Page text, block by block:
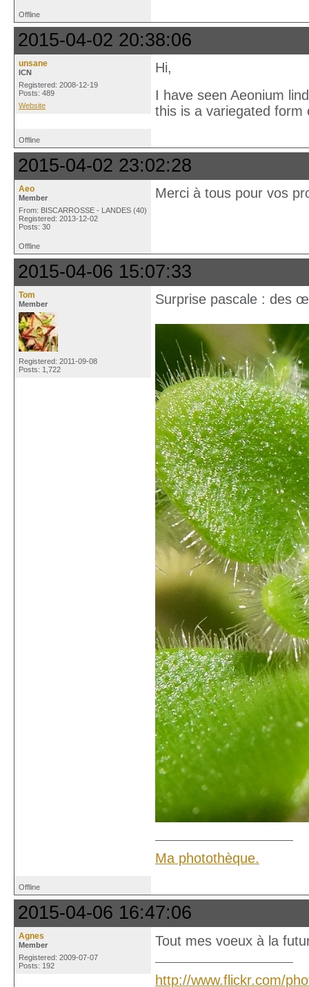
Offline
2015-04-02 20:38:06
unsane
ICN
Registered: 2008-12-19
Posts: 489
Website
Hi,
I have seen Aeonium
this is a variegated form
Offline
2015-04-02 23:02:28
Aeo
Member
From: BISCARROSSE - LANDES (40)
Registered: 2013-12-02
Posts: 30
Merci à tous pour vos
Offline
2015-04-06 15:07:33
Tom
Member
Registered: 2011-09-08
Posts: 1,722
Surprise pascale : des
Ma photothèque.
Offline
2015-04-06 16:47:06
Agnes
Member
Registered: 2009-07-07
Posts: 192
Tout mes voeux à la
http://www.flickr.com/